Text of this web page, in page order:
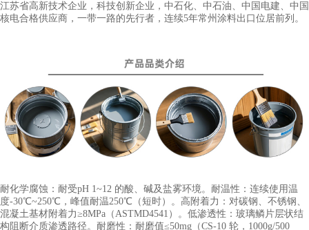
江苏省高新技术企业，科技创新企业，中石化、中石油、中国电建、中国
核电合格供应商，一带一路的先行者，连续5年常州涂料出口位居前列。
耐化学腐蚀：耐受pH 1~12 的酸、碱及盐雾环境。耐温性：连续使用温
度-30℃~250℃， 峰值耐温250℃（短时）。高附着力：对碳钢、不锈钢、
混凝土基材附着力≥8MPa（ASTMD4541）。低渗透性：玻璃鳞片层状结
构阻断介质渗透路径。耐磨性：耐磨值≤50mg（CS-10 轮，1000g/500